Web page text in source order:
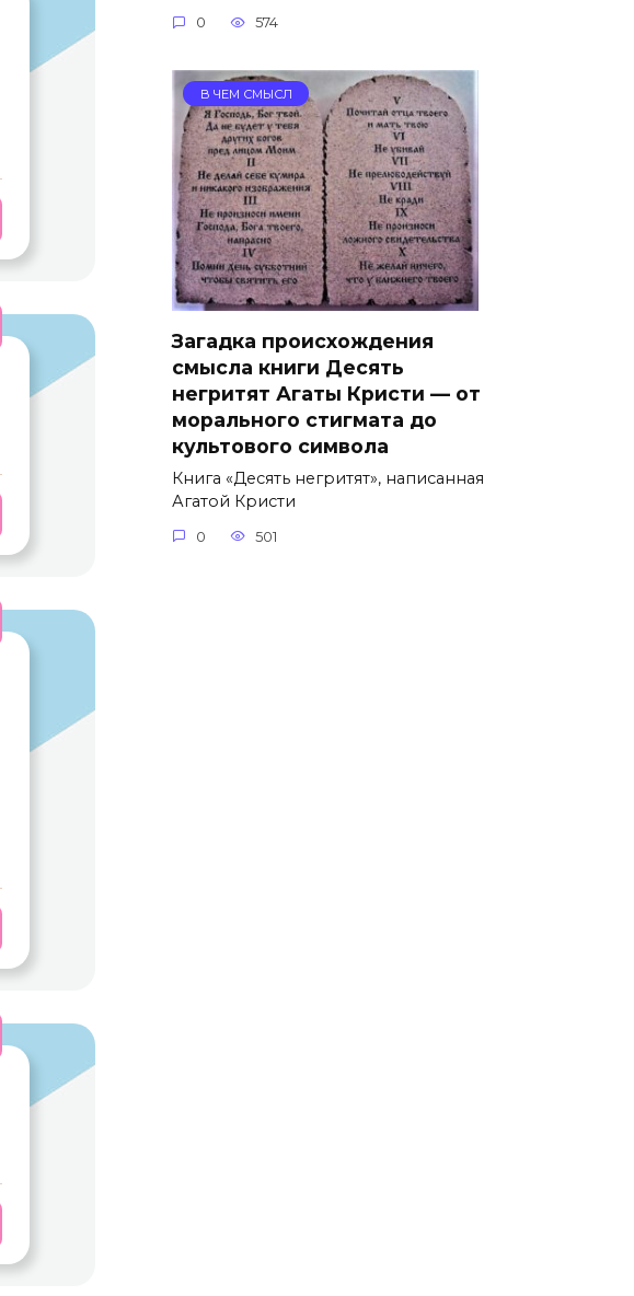
0 574
В ЧЕМ СМЫСЛ
Загадка происхождения
смысла книги Десять
негритят Агаты Кристи — от
морального стигмата до
культового символа
Книга «Десять негритят», написанная
Агатой Кристи
0 501